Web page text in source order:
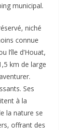
municipal.
niché
connue
l’île d’Houat,
km de large
Ses
à la
la nature se
offrant des